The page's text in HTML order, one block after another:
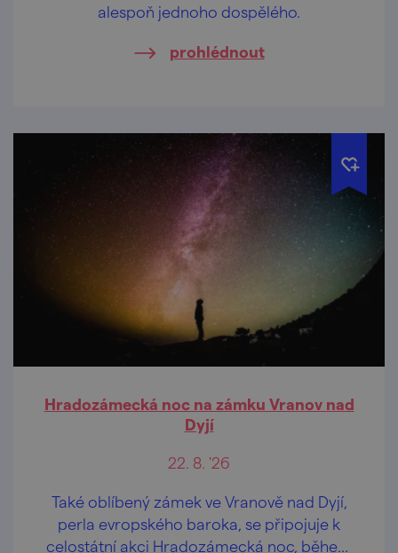
alespoň jednoho dospělého.
prohlédnout
Hradozámecká noc na zámku Vranov nad
Dyjí
22. 8. '26
Také oblíbený zámek ve Vranově nad Dyjí,
perla evropského baroka, se připojuje k
celostátní akci Hradozámecká noc, během